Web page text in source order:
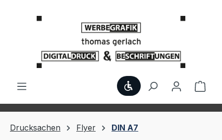
Werkzeugleiste
Drucksachen Flyer DIN A7